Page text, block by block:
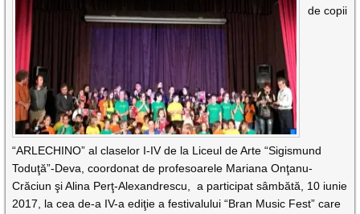
de copii
“ARLECHINO” al claselor I-IV de la Liceul de Arte “Sigismund
Toduţă”-Deva, coordonat de profesoarele Mariana Onţanu-
Crăciun şi Alina Perţ-Alexandrescu, a participat sâmbătă, 10 iunie
2017, la cea de-a IV-a ediţie a festivalului “Bran Music Fest” care